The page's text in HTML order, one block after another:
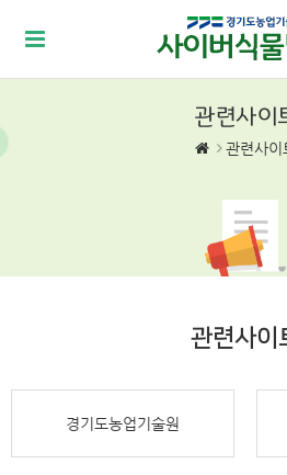
경
사
관련사이
관련사이
관련사이
경기도농업기술원